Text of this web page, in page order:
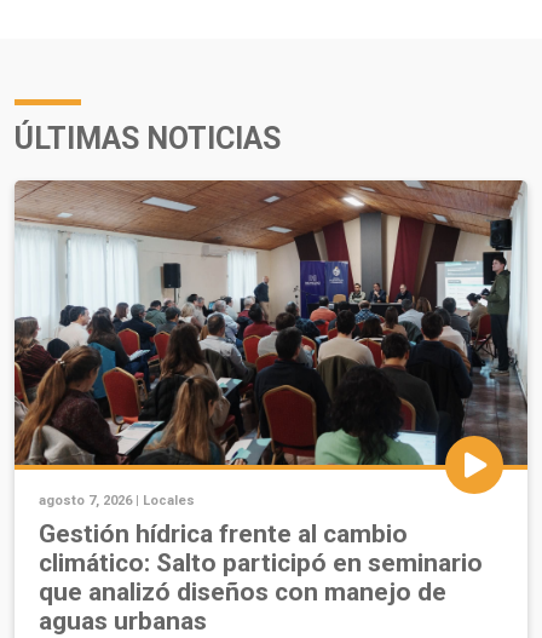
ÚLTIMAS NOTICIAS
agosto 7, 2026 | Locales
Gestión hídrica frente al cambio
climático: Salto participó en seminario
que analizó diseños con manejo de
aguas urbanas